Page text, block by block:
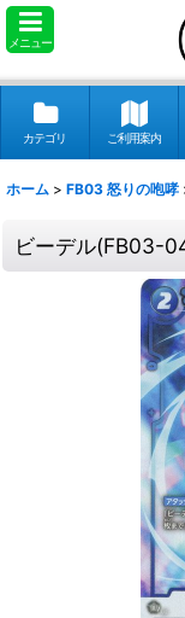
メニュー
カテゴリ ご利用案内
ホーム > FB03 怒りの咆哮
ビーデル(FB03-